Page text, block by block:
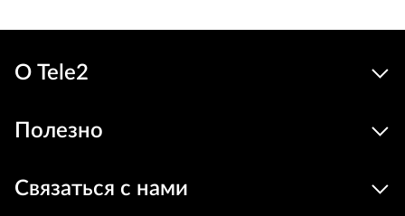
О Tele2
Полезно
Связаться с нами